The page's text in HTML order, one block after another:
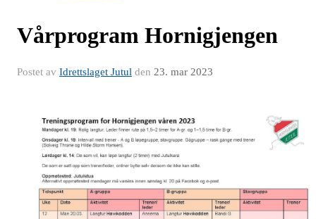
Vårprogram Hornigjengen
Postet av Idrettslaget Jutul den 23. mar 2023